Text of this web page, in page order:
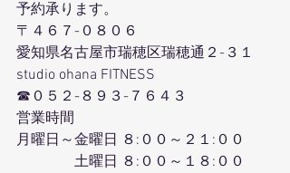
予約承ります。
〒４６７-０８０６
愛知県名古屋市瑞穂区瑞穂通２-３１
studio ohana FITNESS
☎０５２-８９３-７６４３
営業時間
月曜日～金曜日 ８:００～２１:００
土曜日 ８:００～１８:００